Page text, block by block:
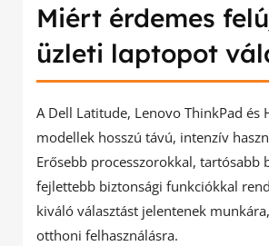
Miért érdemes
üzleti laptopot
A Dell Latitude, Lenovo ThinkPad és
modellek hosszú távú, intenzív
Erősebb processzorokkal, tartósabb
fejlettebb biztonsági funkciókkal
kiváló választást jelentenek
otthoni felhasználásra.